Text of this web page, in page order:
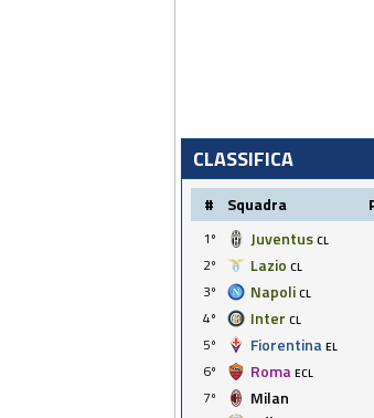
CLASSIFICA
# Squadra
1º Juventus CL
2º
Lazio CL
3º
Napoli CL
4º
Inter CL
5º
Fiorentina EL
6º
Roma ECL
7º
Milan